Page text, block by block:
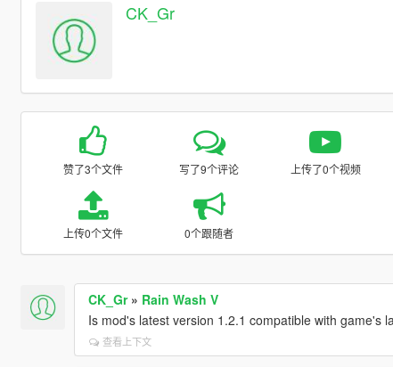
CK_Gr
赞了3个文件 写了9个评论 上传了0个视频
上传0个文件 0个跟随者
CK_Gr» Rain Wash V
Is mod's latest version 1.2.1 compatible with game's
查看上下文